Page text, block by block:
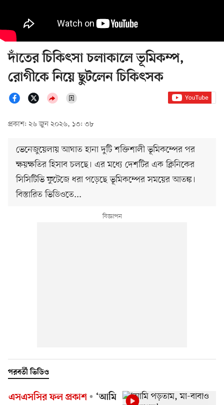
দাঁতের চিকিৎসা চলাকালে ভূমিকম্প,
রোগীকে নিয়ে ছুটলেন চিকিৎসক
প্রকাশ: ২৬ জুন ২০২৬, ১৩: ৩৮
ভেনেজুয়েলায় আঘাত হানা দুটি শক্তিশালী ভূমিকম্পের পর
ক্ষয়ক্ষতির হিসাব চলছে। এর মধ্যে দেশটির এক ক্লিনিকের
সিসিটিভি ফুটেজে ধরা পড়েছে ভূমিকম্পের সময়ের আতঙ্ক।
বিস্তারিত ভিডিওতে...
পরবর্তী ভিডিও
এসএসসির ফল প্রকাশ
‘আমি